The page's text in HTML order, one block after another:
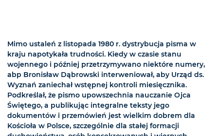
Mimo ustaleń z listopada 1980 r. dystrybucja pisma w
kraju napotykała trudności. Kiedy w czasie stanu
wojennego i później przetrzymywano niektóre numery,
abp Bronisław Dąbrowski interweniował, aby Urząd ds.
Wyznań zaniechał wstępnej kontroli miesięcznika.
Podkreślał, że pismo upowszechnia nauczanie Ojca
Świętego, a publikując integralne teksty jego
dokumentów i przemówień jest wielkim dobrem dla
Kościoła w Polsce, szczególnie dla stałej formacji